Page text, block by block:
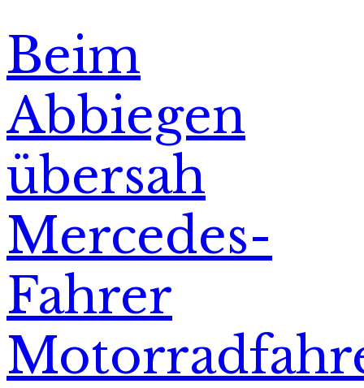
Beim
Abbiegen
übersah
Mercedes-
Fahrer